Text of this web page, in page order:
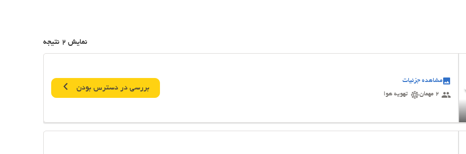
نمایش 2 نتیجه
مشاهده جزئیات
2 مهمان
تهویه هوا
بررسی در دسترس بودن